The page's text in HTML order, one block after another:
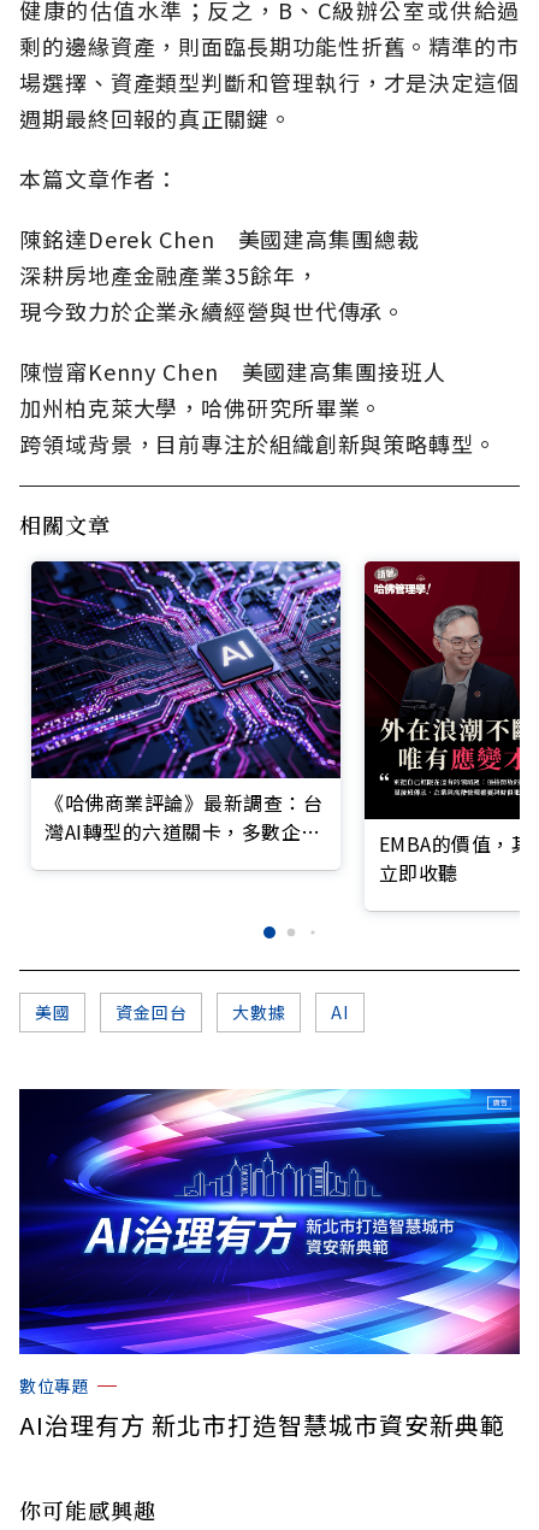
健康的估值水準；反之，B、C級辦公室或供給過
剩的邊緣資產，則面臨長期功能性折舊。精準的市
場選擇、資產類型判斷和管理執行，才是決定這個
週期最終回報的真正關鍵。
本篇文章作者：
陳銘達Derek Chen 美國建高集團總裁
深耕房地產金融產業35餘年，
現今致力於企業永續經營與世代傳承。
陳愷甯Kenny Chen 美國建高集團接班人
加州柏克萊大學，哈佛研究所畢業。
跨領域背景，目前專注於組織創新與策略轉型。
相關文章
《哈佛商業評論》最新調查：台
灣AI轉型的六道關卡，多數企業
EMBA的價值，
立即收聽
美國 資金回台 大數據 AI
數位專題
AI治理有方 新北市打造智慧城市資安新典範
你可能感興趣